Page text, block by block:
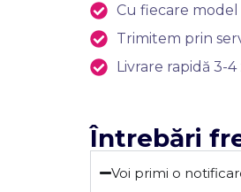
Cu fiecare
Trimitem prin
Livrare rapidă 3-
Întrebări
Voi primi o